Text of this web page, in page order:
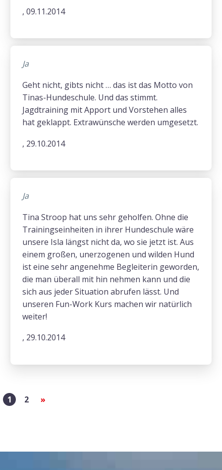
, 09.11.2014
Ja
Geht nicht, gibts nicht … das ist das Motto von
Tinas-Hundeschule. Und das stimmt.
Jagdtraining mit Apport und Vorstehen alles
hat geklappt. Extrawünsche werden umgesetzt.
, 29.10.2014
Ja
Tina Stroop hat uns sehr geholfen. Ohne die
Trainingseinheiten in ihrer Hundeschule wäre
unsere Isla längst nicht da, wo sie jetzt ist. Aus
einem großen, unerzogenen und wilden Hund
ist eine sehr angenehme Begleiterin geworden,
die man überall mit hin nehmen kann und die
sich aus jeder Situation abrufen lässt. Und
unseren Fun-Work Kurs machen wir natürlich
weiter!
, 29.10.2014
1 2 »